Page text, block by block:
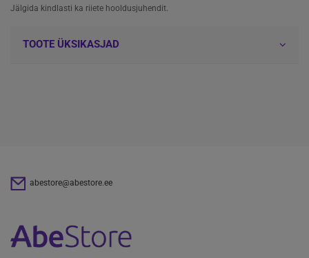
Jälgida kindlasti ka riiete hooldusjuhendit.
TOOTE ÜKSIKASJAD
abestore@abestore.ee